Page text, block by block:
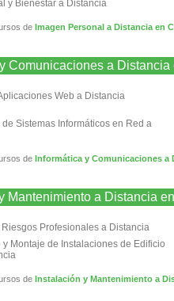
y Bienestar a Distancia
de Imagen Personal a Distancia en
Comunicaciones a
Web a Distancia
de Sistemas Informáticos en Red a
de Informática y Comunicaciones a
Mantenimiento a Distancia
Profesionales a Distancia
y Montaje de Instalaciones de Edificio
de Instalación y Mantenimiento a